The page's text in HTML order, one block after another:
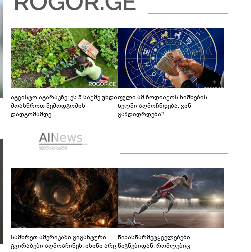
ტყუის"
აგვისტო აგარაკზე: ეს 5 საქმე უნდა
მოასწროთ შემოდგომის
დადგომამდე
ფული ამ ზოდიაქოს ნიშნების
ხელში აღმოჩნდება: ვინ
გამდიდრდება?
სამხრეთ ამერიკაში გიგანტური
გვირაბები აღმოაჩინეს: ისინი არც
წინასწარმეტყველებები
წიგნებიდან, რომლებიც